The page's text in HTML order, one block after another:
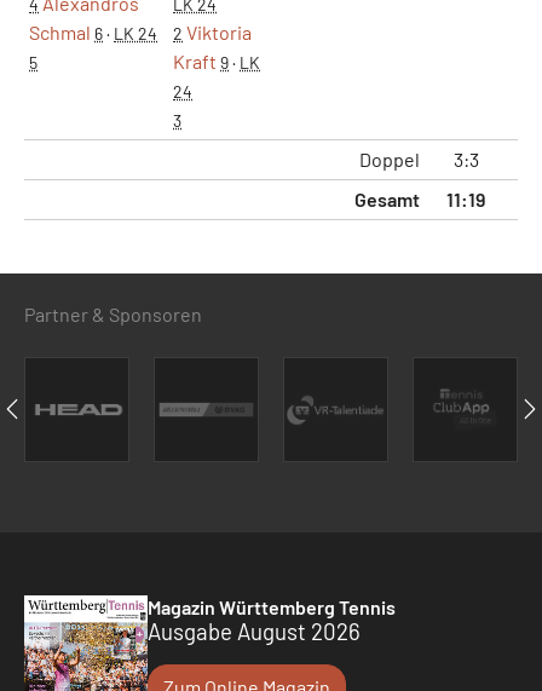
4
Schmal 6· LK 24
5
LK 24
2 Viktoria
Kraft 9· LK
24
3
Doppel 3:3
Gesamt
11:19
Partner & Sponsoren
Magazin Württemberg Tennis
Ausgabe August 2026